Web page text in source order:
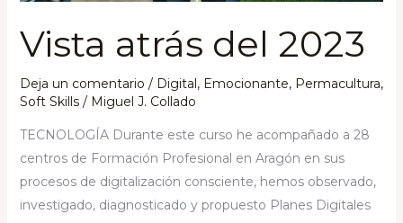
Vista atrás del 2023
Deja un comentario / Digital, Emocionante, Permacultura,
Soft Skills/ Miguel J. Collado
TECNOLOGÍA Durante este curso he acompañado a 28
centros de Formación Profesional en Aragón en sus
procesos de digitalización consciente, hemos observado,
investigado, diagnosticado y propuesto Planes Digitales